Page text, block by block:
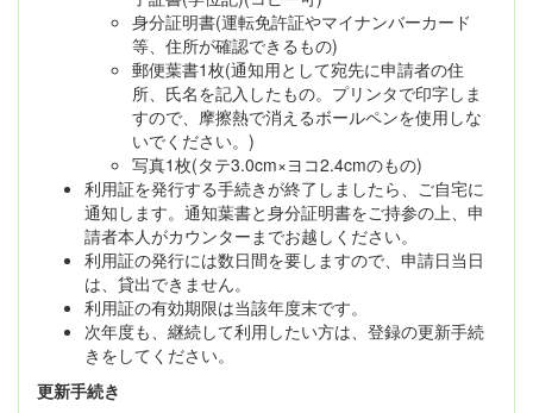
身分証明書(運転免許証やマイナンバーカード
等、住所が確認できるもの)
郵便葉書1枚(通知用として宛先に申請者の住
所、氏名を記入したもの。プリンタで印字しま
すので、摩擦熱で消えるボールペンを使用しな
いでください。)
写真1枚(タテ3.0cm×ヨコ2.4cmのもの)
利用証を発行する手続きが終了しましたら、ご自宅に
通知します。通知葉書と身分証明書をご持参の上、申
請者本人がカウンターまでお越しください。
利用証の発行には数日間を要しますので、申請日当日
は、貸出できません。
利用証の有効期限は当該年度末です。
次年度も、継続して利用したい方は、登録の更新手続
きをしてください。
更新手続き